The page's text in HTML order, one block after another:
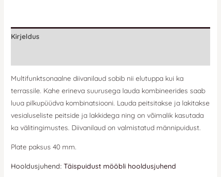
Kirjeldus
Multifunktsonaalne diivanilaud sobib nii elutuppa kui ka
terrassile. Kahe erineva suurusega lauda kombineerides saab
luua pilkupüüdva kombinatsiooni. Lauda peitsitakse ja lakitakse
vesialuseliste peitside ja lakkidega ning on võimalik kasutada
ka välitingimustes. Diivanilaud on valmistatud männipuidust.
Plate paksus 40 mm.
Hooldusjuhend: Täispuidust mööbli hooldusjuhend